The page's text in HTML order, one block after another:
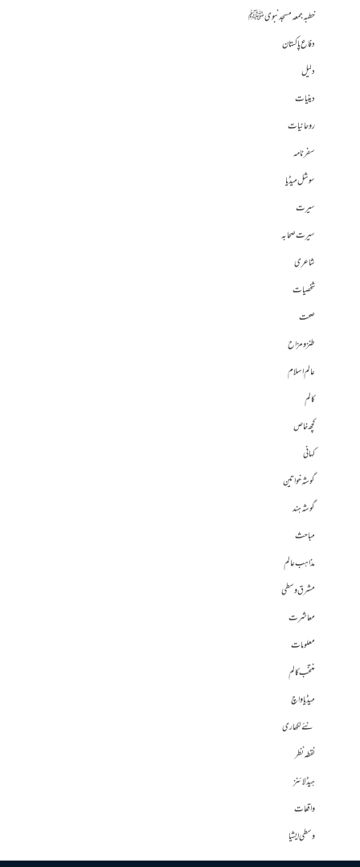
خطبہ جمعہ مسجد نبوی ﷺ
دفاع پاکستان
دلیل
دینیات
روحانیات
سفرنامہ
سوشل میڈیا
سیرت
سیرت صحابہ
شاعری
شخصیات
صحت
طنز و مزاح
عالم اسلام
کالم
کچھ خاص
کہانی
گوشہ خواتین
گوشہ ہند
مباحث
مذاہب عالم
مشرق وسطی
معاشرت
معلومات
منتخب کالم
میڈیا واچ
نئے لکھاری
نقطہ نظر
ہیڈلائنز
واقعات
وسطی ایشیا